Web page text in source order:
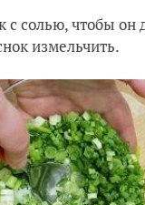
с солью, чтобы он
измельчить.